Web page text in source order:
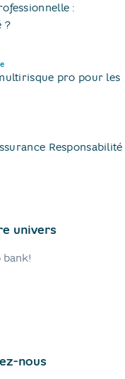
:
?
pro pour les
Responsabilité
univers
bank!
nous